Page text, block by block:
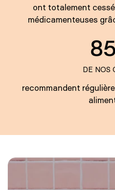
ont totalement
médicamenteuses
DE NOS
recommandent